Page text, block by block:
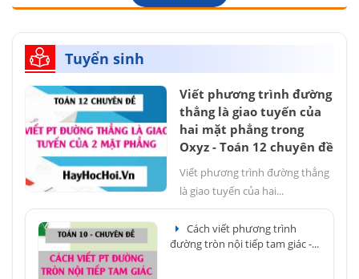
Tuyển sinh
Viết phương trình đường
thẳng là giao tuyến của
hai mặt phẳng trong
Oxyz - Toán 12 chuyên đề
Viết phương trình đường thẳng
là giao tuyến của hai...
Cách viết phương trình
đường tròn nội tiếp tam giác -...